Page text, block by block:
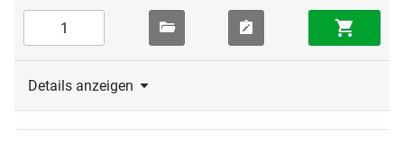
Details anzeigen